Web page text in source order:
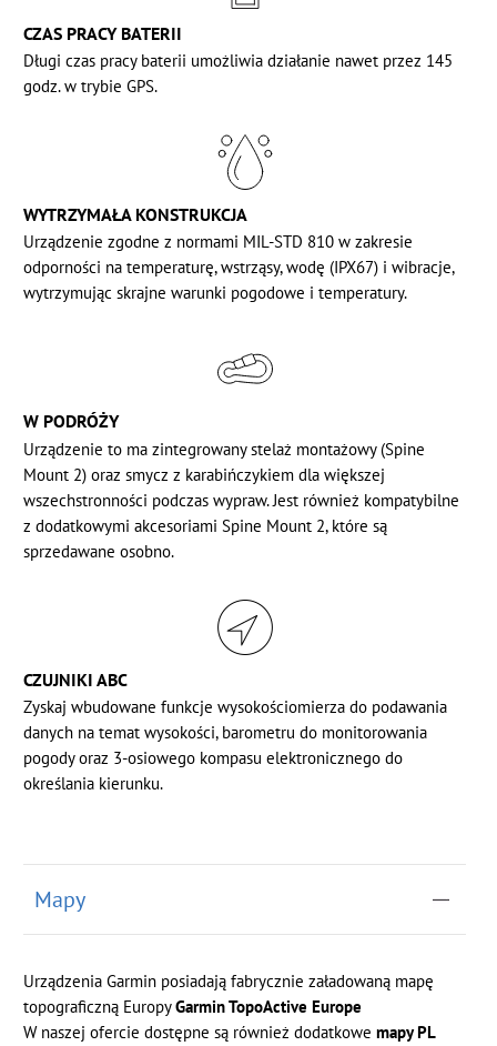
CZAS PRACY BATERII
Długi czas pracy baterii umożliwia działanie nawet przez 145
godz. w trybie GPS.
WYTRZYMAŁA KONSTRUKCJA
Urządzenie zgodne z normami MIL-STD 810 w zakresie
odporności na temperaturę, wstrząsy, wodę (IPX67) i wibracje,
wytrzymując skrajne warunki pogodowe i temperatury.
W PODRÓŻY
Urządzenie to ma zintegrowany stelaż montażowy (Spine
Mount 2) oraz smycz z karabińczykiem dla większej
wszechstronności podczas wypraw. Jest również kompatybilne
z dodatkowymi akcesoriami Spine Mount 2, które są
sprzedawane osobno.
CZUJNIKI ABC
Zyskaj wbudowane funkcje wysokościomierza do podawania
danych na temat wysokości, barometru do monitorowania
pogody oraz 3-osiowego kompasu elektronicznego do
określania kierunku.
Mapy
Urządzenia Garmin posiadają fabrycznie załadowaną mapę
topograficzną EuropyGarmin TopoActive Europe
W naszej ofercie dostępne są również dodatkowemapy PL